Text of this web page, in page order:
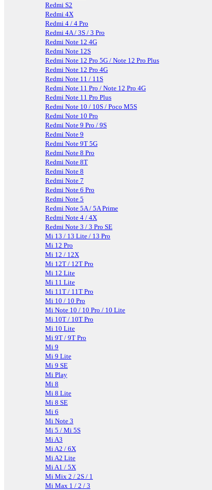
Redmi S2
Redmi 4X
Redmi 4 / 4 Pro
Redmi 4A / 3S / 3 Pro
Redmi Note 12 4G
Redmi Note 12S
Redmi Note 12 Pro 5G / Note 12 Pro Plus
Redmi Note 12 Pro 4G
Redmi Note 11 / 11S
Redmi Note 11 Pro / Note 12 Pro 4G
Redmi Note 11 Pro Plus
Redmi Note 10 / 10S / Poco M5S
Redmi Note 10 Pro
Redmi Note 9 Pro / 9S
Redmi Note 9
Redmi Note 9T 5G
Redmi Note 8 Pro
Redmi Note 8T
Redmi Note 8
Redmi Note 7
Redmi Note 6 Pro
Redmi Note 5
Redmi Note 5A / 5A Prime
Redmi Note 4 / 4X
Redmi Note 3 / 3 Pro SE
Mi 13 / 13 Lite / 13 Pro
Mi 12 Pro
Mi 12 / 12X
Mi 12T / 12T Pro
Mi 12 Lite
Mi 11 Lite
Mi 11T / 11T Pro
Mi 10 / 10 Pro
Mi Note 10 / 10 Pro / 10 Lite
Mi 10T / 10T Pro
Mi 10 Lite
Mi 9T / 9T Pro
Mi 9
Mi 9 Lite
Mi 9 SE
Mi Play
Mi 8
Mi 8 Lite
Mi 8 SE
Mi 6
Mi Note 3
Mi 5 / Mi 5S
Mi A3
Mi A2 / 6X
Mi A2 Lite
Mi A1 / 5X
Mi Mix 2 / 2S / 1
Mi Max 1 / 2 / 3